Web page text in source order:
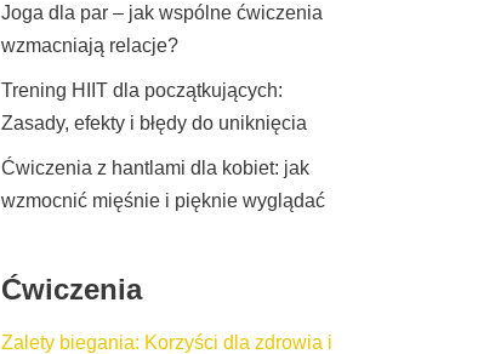
Joga dla par – jak wspólne ćwiczenia
wzmacniają relacje?
Trening HIIT dla początkujących:
Zasady, efekty i błędy do uniknięcia
Ćwiczenia z hantlami dla kobiet: jak
wzmocnić mięśnie i pięknie wyglądać
Ćwiczenia
Zalety biegania: Korzyści dla zdrowia i